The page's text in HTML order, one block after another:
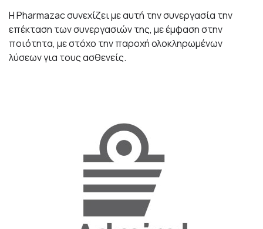
H Pharmazac συνεχίζει με αυτή την συνεργασία την
επέκταση των συνεργασιών της, με έμφαση στην
ποιότητα, με στόχο την παροχή ολοκληρωμένων
λύσεων για τους ασθενείς.